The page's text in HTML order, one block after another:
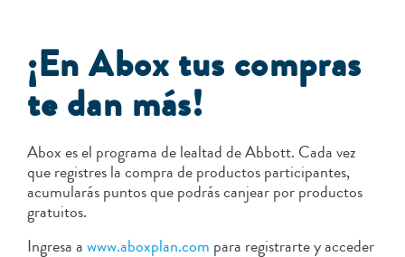
¡En Abox tus compras
te dan más!
Abox es el programa de lealtad de Abbott. Cada vez
que registres la compra de productos participantes,
acumularás puntos que podrás canjear por productos
gratuitos.
Ingresa awww.aboxplan.com para registrarte y acceder